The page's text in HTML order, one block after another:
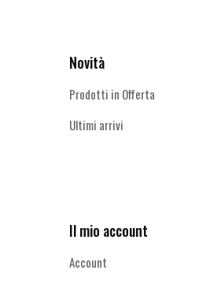
Novità
Prodotti in Offerta
Ultimi arrivi
Il mio account
Account